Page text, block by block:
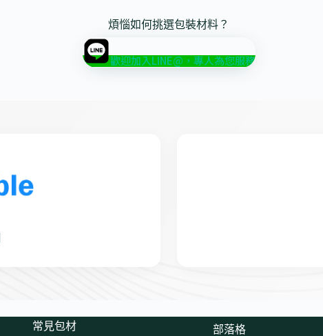
煩惱如何挑選包裝材料？
歡迎加入LINE@，專人為您服務
常見包材 部落格